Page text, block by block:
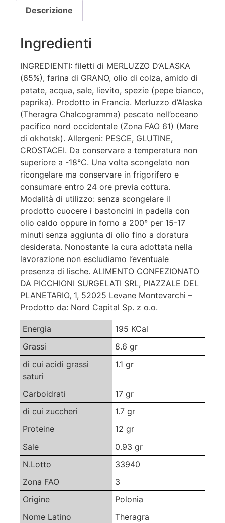
Descrizione
Ingredienti
INGREDIENTI: filetti di MERLUZZO D’ALASKA
(65%), farina di GRANO, olio di colza, amido di
patate, acqua, sale, lievito, spezie (pepe bianco,
paprika). Prodotto in Francia. Merluzzo d’Alaska
(Theragra Chalcogramma) pescato nell’oceano
pacifico nord occidentale (Zona FAO 61) (Mare
di okhotsk). Allergeni: PESCE, GLUTINE,
CROSTACEI. Da conservare a temperatura non
superiore a -18°C. Una volta scongelato non
ricongelare ma conservare in frigorifero e
consumare entro 24 ore previa cottura.
Modalità di utilizzo: senza scongelare il
prodotto cuocere i bastoncini in padella con
olio caldo oppure in forno a 200° per 15-17
minuti senza aggiunta di olio fino a doratura
desiderata. Nonostante la cura adottata nella
lavorazione non escludiamo l’eventuale
presenza di lische. ALIMENTO CONFEZIONATO
DA PICCHIONI SURGELATI SRL, PIAZZALE DEL
PLANETARIO, 1, 52025 Levane Montevarchi –
Prodotto da: Nord Capital Sp. z o.o.
Energia
195 KCal
Grassi
8.6 gr
di cui acidi grassi
saturi
1.1 gr
Carboidrati
17 gr
di cui zuccheri
1.7 gr
Proteine
12 gr
Sale
0.93 gr
N.Lotto
33940
Zona FAO
3
Origine
Polonia
Nome Latino
Theragra